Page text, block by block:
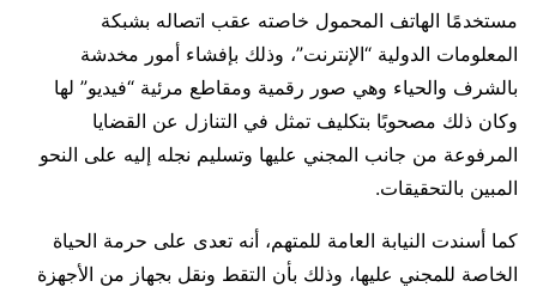
مستخدمًا الهاتف المحمول خاصته عقب اتصاله بشبكة
المعلومات الدولية “الإنترنت”، وذلك بإفشاء أمور مخدشة
بالشرف والحياء وهي صور رقمية ومقاطع مرئية “فيديو” لها
وكان ذلك مصحوبًا بتكليف تمثل في التنازل عن القضايا
المرفوعة من جانب المجني عليها وتسليم نجله إليه على النحو
المبين بالتحقيقات.
كما أسندت النيابة العامة للمتهم، أنه تعدى على حرمة الحياة
الخاصة للمجني عليها، وذلك بأن التقط ونقل بجهاز من الأجهزة